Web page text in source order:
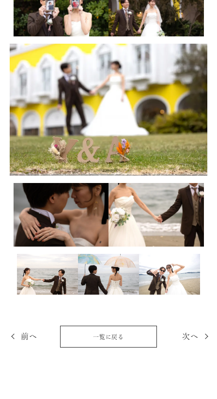
前へ 一覧に戻る 次へ